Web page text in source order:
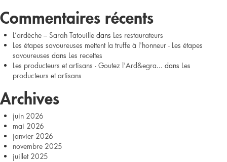
Commentaires récents
L’ardèche – Sarah Tatouille dans Les restaurateurs
Les étapes savoureuses mettent la truffe à l'honneur - Les étapes
savoureuses dans Les recettes
Les producteurs et artisans - Goutez l'Ard&egra... dans Les
producteurs et artisans
Archives
juin 2026
mai 2026
janvier 2026
novembre 2025
juillet 2025